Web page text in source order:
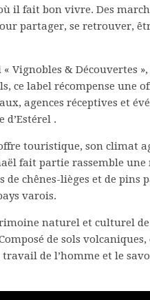
il fait bon vivre. Des
partager, se retrouver,
« Vignobles &
ce label récompense
agences réceptives et
.
touristique, son
fait partie rassemble
chênes-lièges et de pins
varois.
naturel et culturel
de sols
de l’homme et le